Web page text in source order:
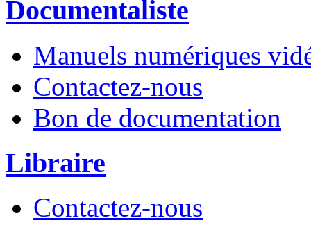
Documentaliste
Manuels numériques
Contactez-nous
Bon de documentation
Libraire
Contactez-nous